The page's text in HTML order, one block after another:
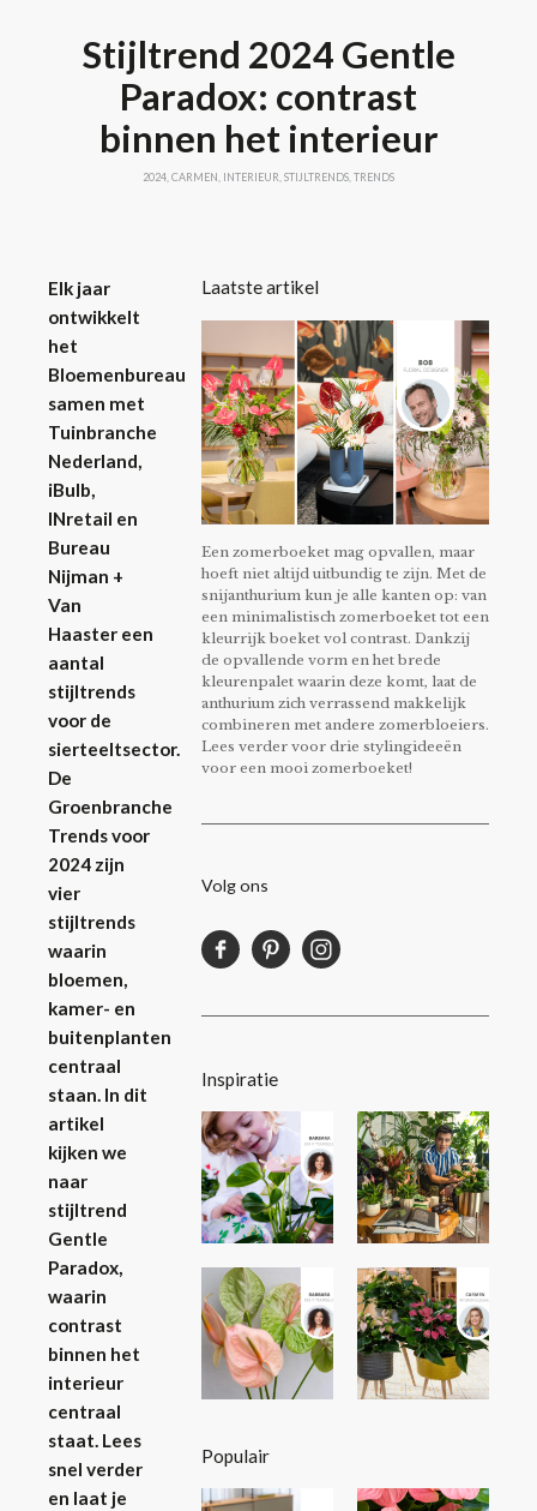
Stijltrend 2024 Gentle
Paradox: contrast
binnen het interieur
2024 CARMEN INTERIEUR STIJLTRENDS TRENDS
Elk jaar
ontwikkelt
het
Bloemenbureau
samen met
Tuinbranche
Nederland,
iBulb,
INretail en
Bureau
Nijman +
Van
Haaster een
aantal
stijltrends
voor de
sierteeltsector.
De
Groenbranche
Trends voor
2024 zijn
vier
stijltrends
waarin
bloemen,
kamer- en
buitenplanten
centraal
staan. In dit
artikel
kijken we
naar
stijltrend
Gentle
Paradox,
waarin
contrast
binnen het
interieur
centraal
staat. Lees
snel verder
en laat je
Laatste artikel
Een zomerboeket mag opvallen, maar
hoeft niet altijd uitbundig te zijn. Met de
snijanthurium kun je alle kanten op: van
een minimalistisch zomerboeket tot een
kleurrijk boeket vol contrast. Dankzij
de opvallende vorm en het brede
kleurenpalet waarin deze komt, laat de
anthurium zich verrassend makkelijk
combineren met andere zomerbloeiers.
Lees verder voor drie stylingideeën
voor een mooi zomerboeket!
Volg ons
Inspiratie
Populair